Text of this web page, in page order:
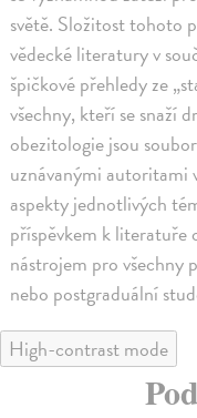
světě. Složitost tohoto
vědecké literatury v
špičkové přehledy ze
všechny, kteří se snaží
obezitologie jsou
uznávanými autoritami
aspekty jednotlivých
příspěvkem k literatuře
nástrojem pro všechny
nebo postgraduální
High-contrast mode